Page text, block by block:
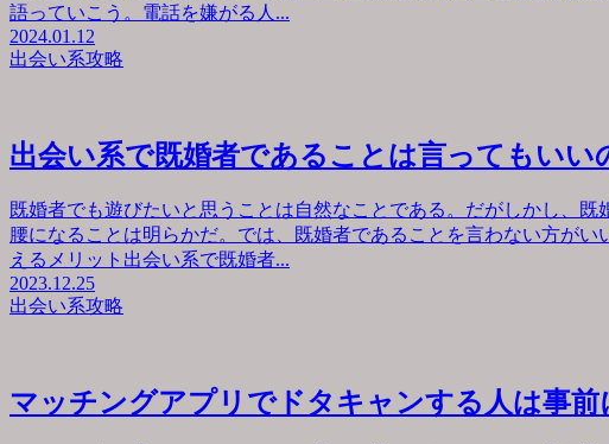
語っていこう。電話を嫌がる人...
2024.01.12
出会い系攻略
出会い系で既婚者であることは言ってもいい
既婚者でも遊びたいと思うことは自然なことである。だがしかし、
腰になることは明らかだ。では、既婚者であることを言わない方が
えるメリット出会い系で既婚者...
2023.12.25
出会い系攻略
マッチングアプリでドタキャンする人は事